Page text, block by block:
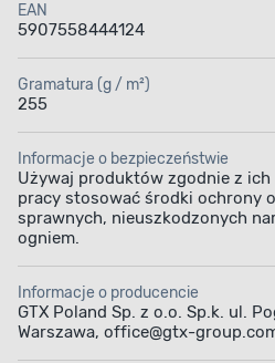
EAN
5907558444124
Gramatura (g / m²)
255
Informacje o bezpieczeństwie
Używaj produktów zgodnie z ich
pracy stosować środki ochrony
sprawnych, nieuszkodzonych
ogniem.
Informacje o producencie
GTX Poland Sp. z o.o. Sp.k. ul.
Warszawa, office@gtx-